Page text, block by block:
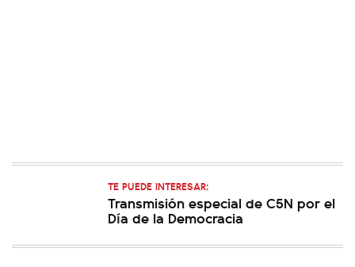
TE PUEDE INTERESAR:
Transmisión especial de C5N por el
Día de la Democracia